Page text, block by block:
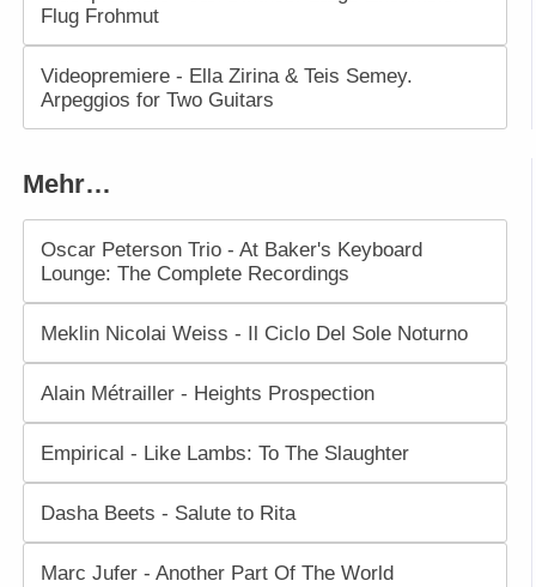
Flug Frohmut
Videopremiere - Ella Zirina & Teis Semey.
Arpeggios for Two Guitars
Mehr…
Oscar Peterson Trio - At Baker's Keyboard
Lounge: The Complete Recordings
Meklin Nicolai Weiss - Il Ciclo Del Sole Noturno
Alain Métrailler - Heights Prospection
Empirical - Like Lambs: To The Slaughter
Dasha Beets - Salute to Rita
Marc Jufer - Another Part Of The World